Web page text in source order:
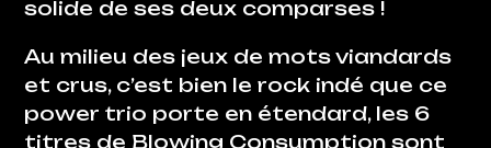
solide de ses deux comparses !
Au milieu des jeux de mots viandards
et crus, c’est bien le rock indé que ce
power trio porte en étendard, les 6
titres de Blowing Consumptionsont